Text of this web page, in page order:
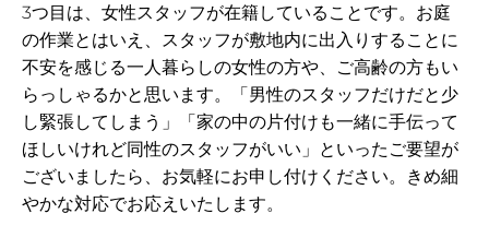
3つ目は、女性スタッフが在籍していることです。お庭
の作業とはいえ、スタッフが敷地内に出入りすることに
不安を感じる一人暮らしの女性の方や、ご高齢の方もい
らっしゃるかと思います。「男性のスタッフだけだと少
し緊張してしまう」「家の中の片付けも一緒に手伝って
ほしいけれど同性のスタッフがいい」といったご要望が
ございましたら、お気軽にお申し付けください。きめ細
やかな対応でお応えいたします。